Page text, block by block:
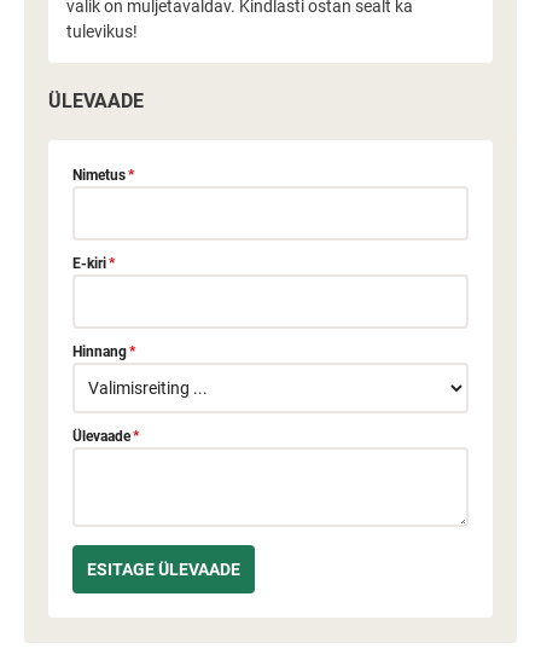
valik on muljetavaldav. Kindlasti ostan sealt ka
tulevikus!
ÜLEVAADE
Nimetus*
E-kiri*
Hinnang*
Ülevaade*